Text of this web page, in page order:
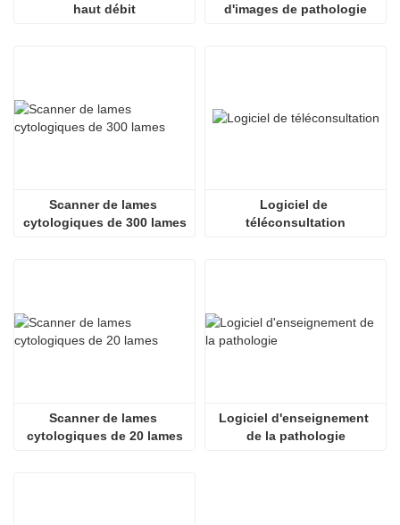
haut débit
d'images de pathologie
Scanner de lames
cytologiques de 300 lames
Logiciel de
téléconsultation
Scanner de lames
cytologiques de 20 lames
Logiciel d'enseignement
de la pathologie